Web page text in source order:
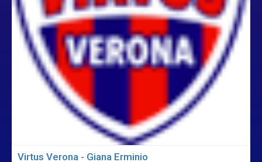
Virtus Verona - Giana Erminio